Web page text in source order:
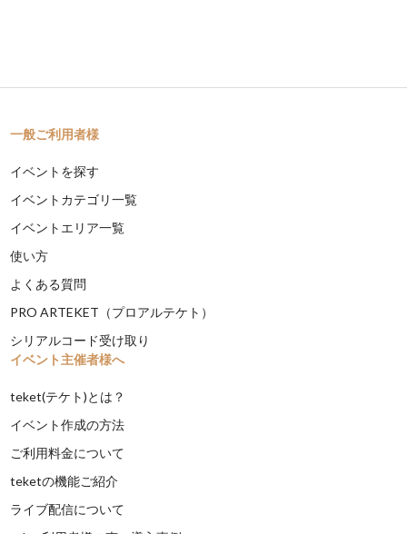
一般ご利用者様
イベントを探す
イベントカテゴリ一覧
イベントエリア一覧
使い方
よくある質問
PRO ARTEKET（プロアルテケト）
シリアルコード受け取り
イベント主催者様へ
teket(テケト)とは？
イベント作成の方法
ご利用料金について
teketの機能ご紹介
ライブ配信について